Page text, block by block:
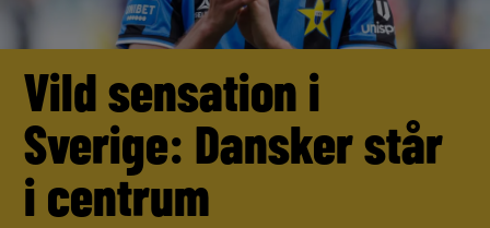
Vild sensation i
Sverige: Dansker står
i centrum